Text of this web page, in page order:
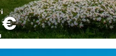
€
Görüntüle